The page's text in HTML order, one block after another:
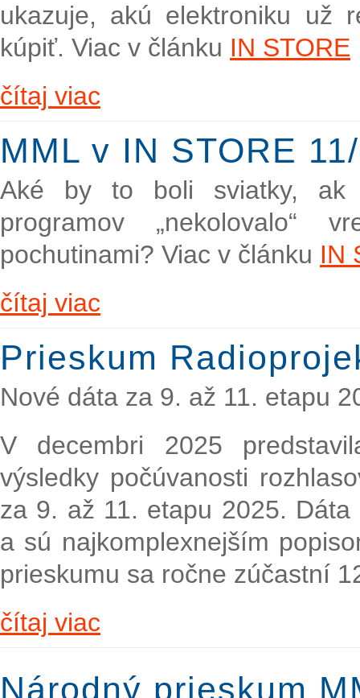
ukazuje, akú elektroniku už
kúpiť. Viac v článku IN STORE
čítaj viac
MML v IN STORE
Aké by to boli sviatky, ak
programov „nekolovalo“
pochutinami? Viac v článku IN
čítaj viac
Prieskum
Nové dáta za 9. až 11. etapu
V decembri 2025
výsledky počúvanosti
za 9. až 11. etapu 2025.
a sú najkomplexnejším
prieskumu sa ročne zúčastní
čítaj viac
Národný prieskum